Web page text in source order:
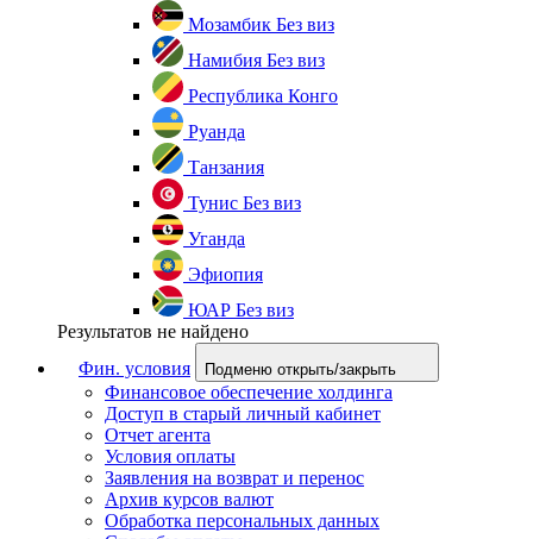
Мозамбик Без виз
Намибия Без виз
Республика Конго
Руанда
Танзания
Тунис Без виз
Уганда
Эфиопия
ЮАР Без виз
Результатов не найдено
Фин. условия
Подменю открыть/закрыть
Финансовое обеспечение холдинга
Доступ в старый личный кабинет
Отчет агента
Условия оплаты
Заявления на возврат и перенос
Архив курсов валют
Обработка персональных данных